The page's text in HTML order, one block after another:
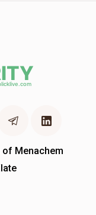
Menachem